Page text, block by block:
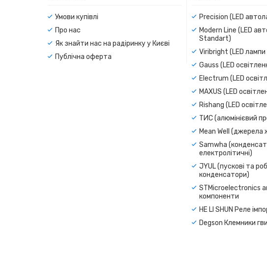
Умови купівлі
Про нас
Як знайти нас на радіринку у Києві
Публічна оферта
Precision (LED
Modern Line (LED
Standart)
Viribright (LED лампи
Gauss (LED
Electrum (LED
MAXUS (LED
Rishang (LED
ТИС (алюмінієвий
Mean Well (джерела
Samwha
електролітичні)
JYUL (пускові та
конденсатори)
STMicroelectronics
компоненти
HE LI SHUN Реле
Degson Клемники